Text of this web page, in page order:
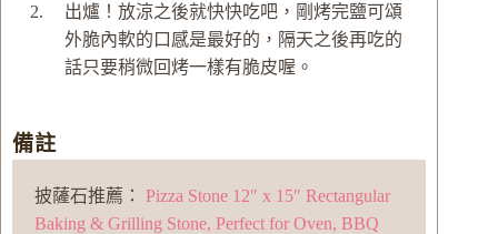
出爐！放涼之後就快快吃吧，剛烤完鹽可頌
外脆內軟的口感是最好的，隔天之後再吃的
話只要稍微回烤一樣有脆皮喔。
備註
披薩石推薦： Pizza Stone 12″ x 15″ Rectangular
Baking & Grilling Stone, Perfect for Oven, BBQ